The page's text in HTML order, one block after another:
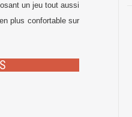
un jeu tout aussi
plus confortable sur